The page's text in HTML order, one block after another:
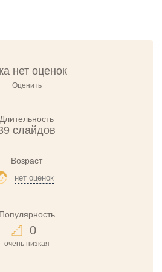
нет оценок
Оценить
Длительность
слайдов
Возраст
нет оценок
Популярность
0
очень низкая